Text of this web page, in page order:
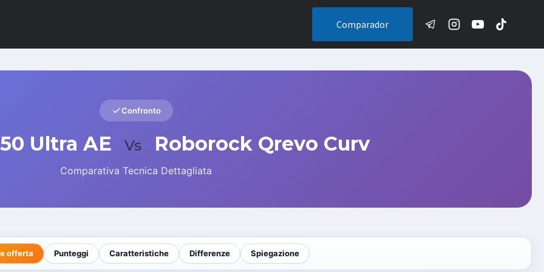
Comparador
Confronto
Ultra AE Vs Roborock Qrevo Curv
Comparativa Tecnica Dettagliata
offerta Punteggi Caratteristiche Differenze Spiegazione